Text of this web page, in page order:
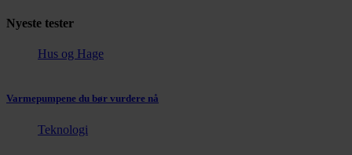
Nyeste tester
Hus og Hage
Varmepumpene du bør vurdere nå
Teknologi